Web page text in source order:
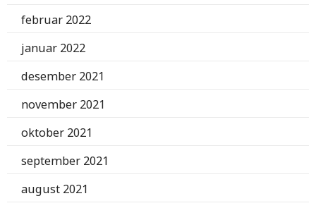
februar 2022
januar 2022
desember 2021
november 2021
oktober 2021
september 2021
august 2021